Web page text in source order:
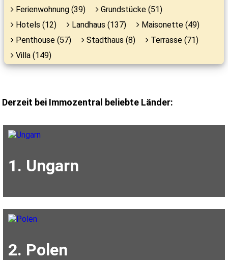
Ferienwohnung (39)
Grundstücke (51)
Hotels (12)
Landhaus (137)
Maisonette (49)
Penthouse (57)
Stadthaus (8)
Terrasse (71)
Villa (149)
Derzeit bei Immozentral beliebte Länder:
1. Ungarn
2. Polen